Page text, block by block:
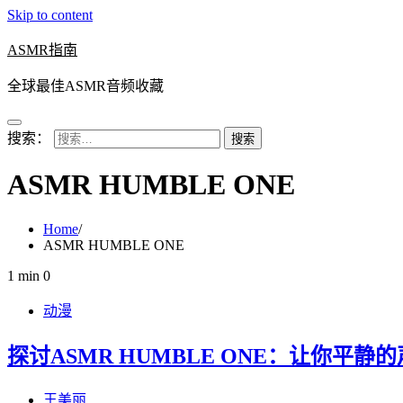
Skip to content
ASMR指南
全球最佳ASMR音频收藏
搜索：
ASMR HUMBLE ONE
Home
ASMR HUMBLE ONE
1 min 0
动漫
探讨ASMR HUMBLE ONE：让你平静的
王美丽